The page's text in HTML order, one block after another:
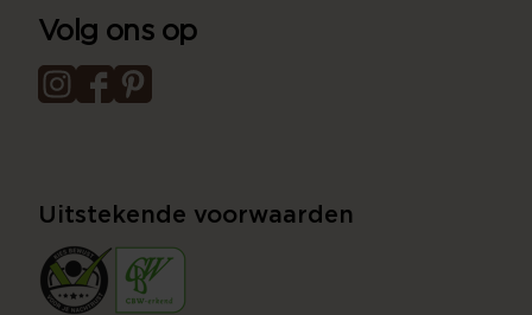
Volg ons op
Uitstekende voorwaarden